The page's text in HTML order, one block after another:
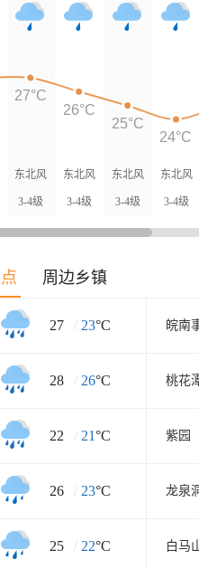
东北风
3-4级
东北风
3-4级
东北风
3-4级
东北风
3-4级
27°C
26°C
25°C
24°C
周边乡镇
27 / 23°C 皖南
28 / 26°C 桃花
22 / 21°C 紫园
26 / 23°C 龙泉
25 / 22°C 白马